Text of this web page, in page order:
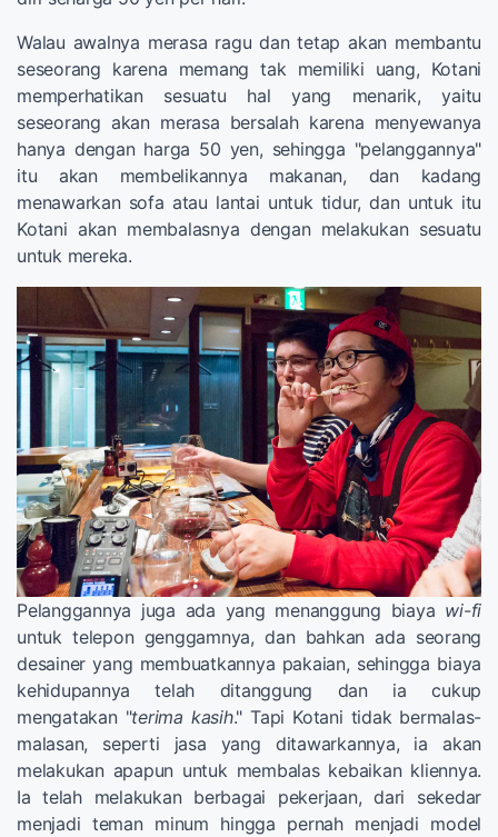
Walau awalnya merasa ragu dan tetap akan membantu
seseorang karena memang tak memiliki uang, Kotani
memperhatikan sesuatu hal yang menarik, yaitu
seseorang akan merasa bersalah karena menyewanya
hanya dengan harga 50 yen, sehingga "pelanggannya"
itu akan membelikannya makanan, dan kadang
menawarkan sofa atau lantai untuk tidur, dan untuk itu
Kotani akan membalasnya dengan melakukan sesuatu
untuk mereka.
Pelanggannya juga ada yang menanggung biaya wi-fi
untuk telepon genggamnya, dan bahkan ada seorang
desainer yang membuatkannya pakaian, sehingga biaya
kehidupannya telah ditanggung dan ia cukup
mengatakan "terima kasih." Tapi Kotani tidak bermalas-
malasan, seperti jasa yang ditawarkannya, ia akan
melakukan apapun untuk membalas kebaikan kliennya.
Ia telah melakukan berbagai pekerjaan, dari sekedar
menjadi teman minum hingga pernah menjadi model